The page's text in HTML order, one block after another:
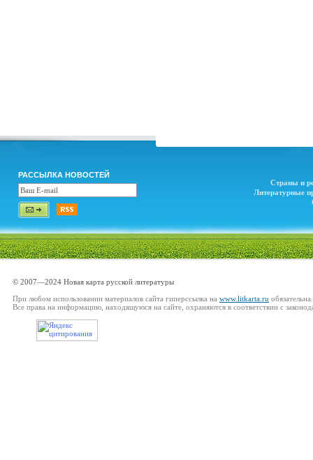
РАССЫЛКА НОВОСТЕЙ
Страны и
Литературные
© 2007—2024 Новая карта русской литературы
При любом использовании материалов сайта гиперссылка на www.litkarta.ru обязательна.
Все права на информацию, находящуюся на сайте, охраняются в соответствии с